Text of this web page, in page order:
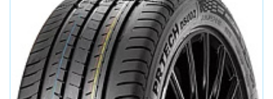
Blackhawk
Aplus (Китай) General
Attar
OZKA
KENDA BKT Austone
ATLANDER
Турция
Wanda BAREZ
OPALS
ACCELERA
Kavir Tire
ROADBUSTER
KINGBOSS
BLACK ARROW
GOODTRIP